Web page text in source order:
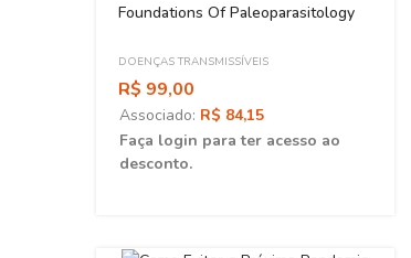
Foundations Of Paleoparasitology
DOENÇAS TRANSMISSÍVEIS
R$ 99,00
Associado: R$ 84,15
Faça login para ter acesso ao
desconto.